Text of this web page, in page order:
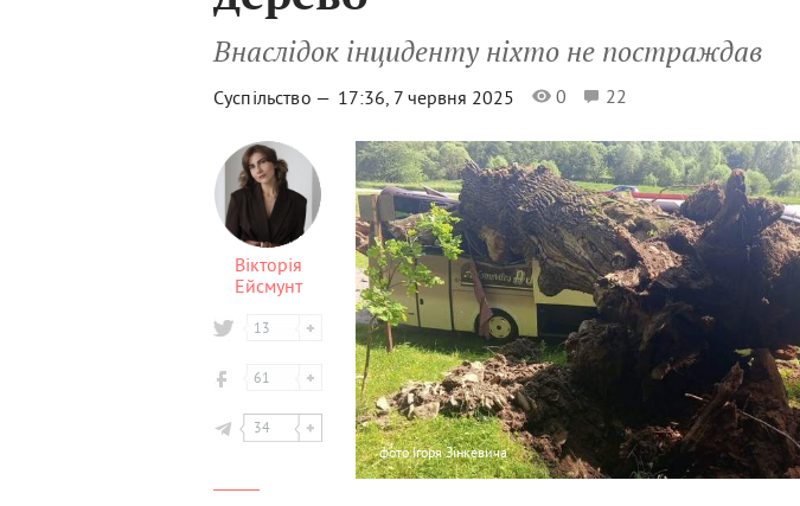
Внаслідок інциденту ніхто не постраждав
Суспільство — 17:36, 7 червня 2025 0 22
Вікторія
Ейсмунт
13
61
34
фотоІгоря Зінкевича